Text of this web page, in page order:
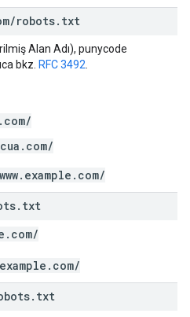
/robots. txt
Alan Adı), punycode
bkz. RFC 3492
. txt
. txt